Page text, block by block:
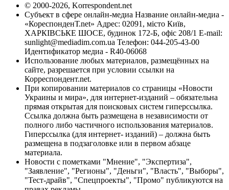
© 2000-2026, Korrespondent.net
Субъект в сфере онлайн-медиа Название онлайн-медиа -
«КореспонденТ.net» Адрес: 02091, місто Київ,
ХАРКІВСЬКЕ ШОСЕ, будинок 172-Б, офіс 208/1 E-mail:
sunlight@mediadim.com.ua Телефон: 044-205-43-00
Идентификатор медиа - R40-06068
Использование любых материалов, размещённых на
сайте, разрешается при условии ссылки на
Корреспондент.net.
При копировании материалов со страницы «Новости
Украины и мира», для интернет-изданий – обязательна
прямая открытая для поисковых систем гиперссылка.
Ссылка должна быть размещена в независимости от
полного либо частичного использования материалов.
Гиперссылка (для интернет- изданий) – должна быть
размещена в подзаголовке или в первом абзаце
материала.
Новости с пометками "Мнение", "Экспертиза",
"Заявление", "Регионы", "Деньги", "Власть", "Выборы",
"Тест-драйв", "Спецпроекты", "Промо" публикуются на